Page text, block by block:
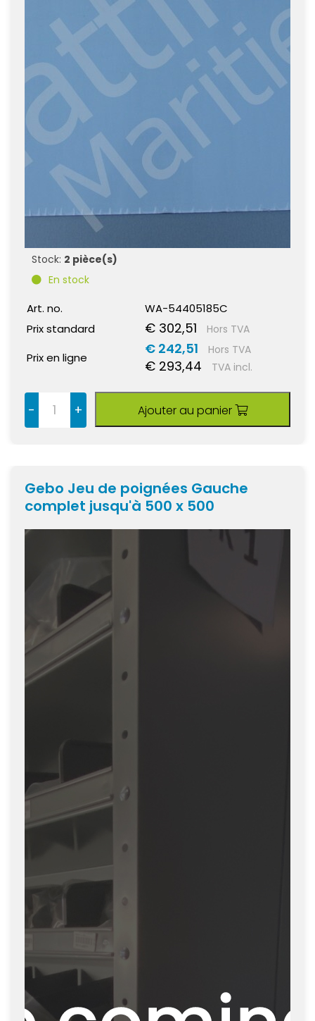
Stock: 2 pièce(s)
En stock
Art. no.
WA-54405185C
Prix standard
€ 302,51 Hors TVA
Prix en ligne
€ 242,51 Hors TVA
€ 293,44 TVA incl.
- + Ajouter au panier
Gebo Jeu de poignées Gauche
complet jusqu'à 500 x 500